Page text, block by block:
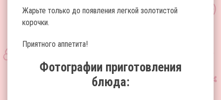
Жарьте только до появления легкой золотистой
корочки.
Приятного аппетита!
Фотографии приготовления
блюда: